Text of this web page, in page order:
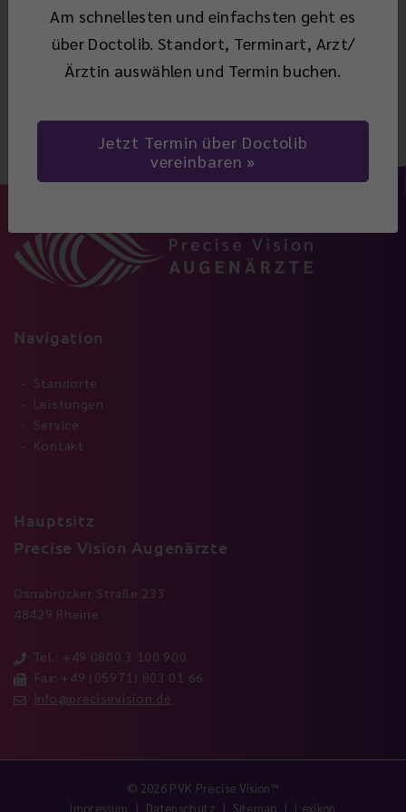
Zurück
Am schnellesten und einfachsten geht es
über Doctolib. Standort, Terminart, Arzt/
Ärztin auswählen und Termin buchen.
Jetzt Termin über Doctolib
vereinbaren
Navigation
Standorte
Leistungen
Service
Kontakt
Hauptsitz
Precise Vision Augenärzte
Osnabrücker Straße 233
48429 Rheine
Tel.: +49 0800 3 100 900
Fax: +49 (05971) 803 01 66
info@precisevision.de
© 2026 PVK Precise Vision™
Impressum
Datenschutz Sitemap Lexikon